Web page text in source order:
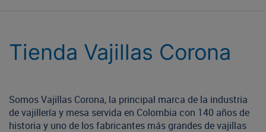
Tienda Vajillas Corona
Somos Vajillas Corona, la principal marca de la industria
de vajillería y mesa servida en Colombia con 140 años de
historia y uno de los fabricantes más grandes de vajillas